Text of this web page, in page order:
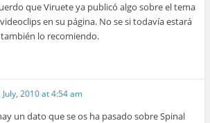
que Viruete ya publicó algo sobre el tema
en su página. No se si todavía estará
lo recomiendo.
July, 2010 at 4:54 am
un dato que se os ha pasado sobre Spinal